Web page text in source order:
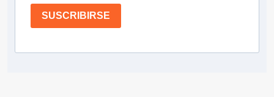
SUSCRIBIRSE